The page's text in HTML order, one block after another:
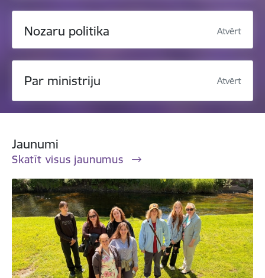
Nozaru politika Atvērt
Par ministriju Atvērt
Jaunumi
Skatīt visus jaunumus